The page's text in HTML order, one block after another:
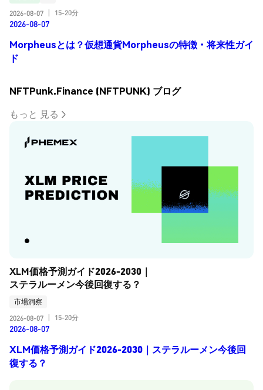
2026-08-07
15-20分
2026-08-07
Morpheusとは？仮想通貨Morpheusの特徴・将来性ガイ
ド
NFTPunk.Finance (NFTPUNK) ブログ
もっと 見る
XLM価格予測ガイド2026-2030｜
ステラルーメン今後回復する？
市場洞察
2026-08-07
15-20分
2026-08-07
XLM価格予測ガイド2026-2030｜ステラルーメン今後回
復する？